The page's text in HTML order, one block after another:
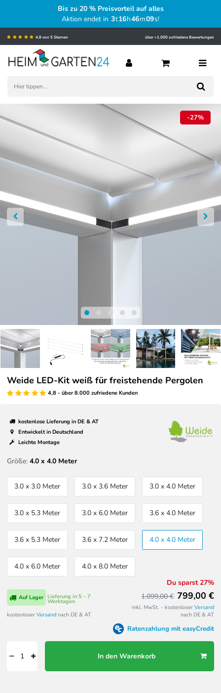
Bis zu 20 % Preisvorteil auf alles
Aktion endet in 3t16h46m08s!
4,8 von 5 Sternen über +1.000 zufriedene Bewertungen
-27%
Weide LED-Kit weiß für freistehende Pergolen
4,8 - über 8.000 zufriedene Kunden
kostenlose Lieferung in DE & AT
Entwickelt in Deutschland
Leichte Montage
Größe: 4.0 x 4.0 Meter
3.0 x 3.0 Meter 3.0 x 3.6 Meter 3.0 x 4.0 Meter
3.0 x 5.3 Meter 3.0 x 6.0 Meter 3.6 x 4.0 Meter
3.6 x 5.3 Meter 3.6 x 7.2 Meter 4.0 x 4.0 Meter
4.0 x 6.0 Meter 4.0 x 8.0 Meter
Lieferung in 5 - 7
Werktagen
Auf Lager
kostenloser Versand nach DE & AT
Du sparst 27%
1.099,00 € 799,00 €
inkl. MwSt. - kostenloser Versand
nach DE & AT
Ratenzahlung mit easyCredit
In den Warenkorb